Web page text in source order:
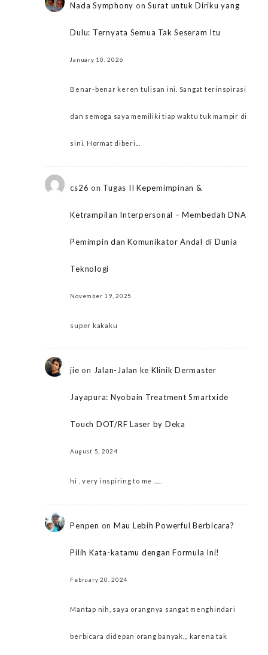
Nada Symphony on Surat untuk Diriku yang
Dulu: Ternyata Semua Tak Seseram Itu
January 10, 2026
Benar-benar keren tulisan ini. Sangat terinspirasi
dan semoga saya memiliki tiap waktu tuk mampir di
sini. Hormat diberi...
cs26 on Tugas II Kepemimpinan &
Ketrampilan Interpersonal – Membedah DNA
Pemimpin dan Komunikator Andal di Dunia
Teknologi
November 19, 2025
super kakaku
jie on Jalan-Jalan ke Klinik Dermaster
Jayapura: Nyobain Treatment Smartxide
Touch DOT/RF Laser by Deka
August 5, 2024
hi , very inspiring to me .....
Penpen on Mau Lebih Powerful Berbicara?
Pilih Kata-katamu dengan Formula Ini!
February 20, 2024
Mantap nih, saya orangnya sangat menghindari
berbicara didepan orang banyak,,, karena tak